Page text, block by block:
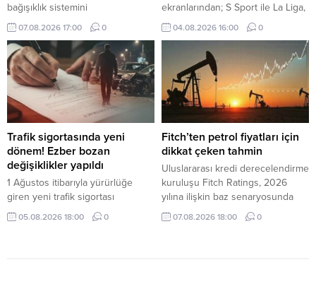
bağışıklık sistemini
güçlendirmekten depresyonu
azaltmaya kadar birçok sağlık
faydası sunuyor. Peki soğuk
duşun faydaları nelerdir ve nasıl
başlanır?
07.08.2026 17:00 0
ekranlarından; S Sport ile La Liga,
Serie A, NBA, EuroLeague, UFC
ve MotoGP, tabii Spor ile seçili
Şampiyonlar Ligi ve FA Cup
karşılaşmaları, Eurosport ile de
tenis ve bisiklet yayınları gibi
dünyanın önde gelen spor
müsabakalarını takip edebiliyor.
04.08.2026 16:00 0
Trafik sigortasında yeni
dönem! Ezber bozan
değişiklikler yapıldı
1 Ağustos itibarıyla yürürlüğe
giren yeni trafik sigortası
düzenlemesiyle eksper atamaları
dijital sistem üzerinden yapılacak,
05.08.2026 18:00 0
Fitch’ten petrol fiyatları için
dikkat çeken tahmin
Uluslararası kredi derecelendirme
kuruluşu Fitch Ratings, 2026
yılına ilişkin baz senaryosunda
Brent petrolün ortalama varil
fiyatının 87 dolar seviyesinde
07.08.2026 18:00 0